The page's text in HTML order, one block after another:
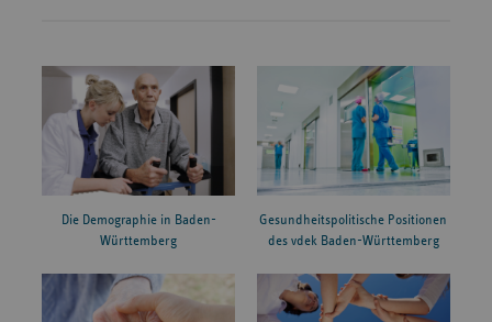
Die Demographie in Baden-
Württemberg
Gesundheitspolitische Positionen
des vdek Baden-Württemberg